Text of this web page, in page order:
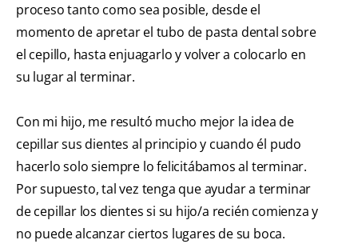
proceso tanto como sea posible, desde el
momento de apretar el tubo de pasta dental sobre
el cepillo, hasta enjuagarlo y volver a colocarlo en
su lugar al terminar.
Con mi hijo, me resultó mucho mejor la idea de
cepillar sus dientes al principio y cuando él pudo
hacerlo solo siempre lo felicitábamos al terminar.
Por supuesto, tal vez tenga que ayudar a terminar
de cepillar los dientes si su hijo/a recién comienza y
no puede alcanzar ciertos lugares de su boca.